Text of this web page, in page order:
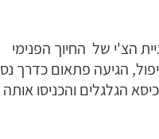
הצ'י של החיוך הפנימי
ועדין מאוד בכף רגלה. בחלוף 5 ד'ק של הטיפול, הגיעה פתאום כדרך נס
הגלגלים והכניסו אותה